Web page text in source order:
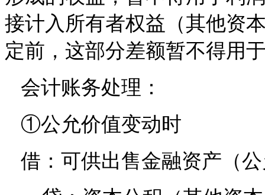
接计入所有者权益（其他资
定前，这部分差额暂不得用
会计账务处理：
①公允价值变动时
借：可供出售金融资产（